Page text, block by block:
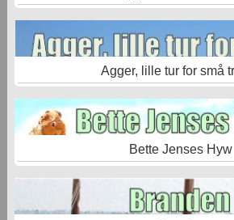
Agger, lille tur for små
Bette Jenses Hyw